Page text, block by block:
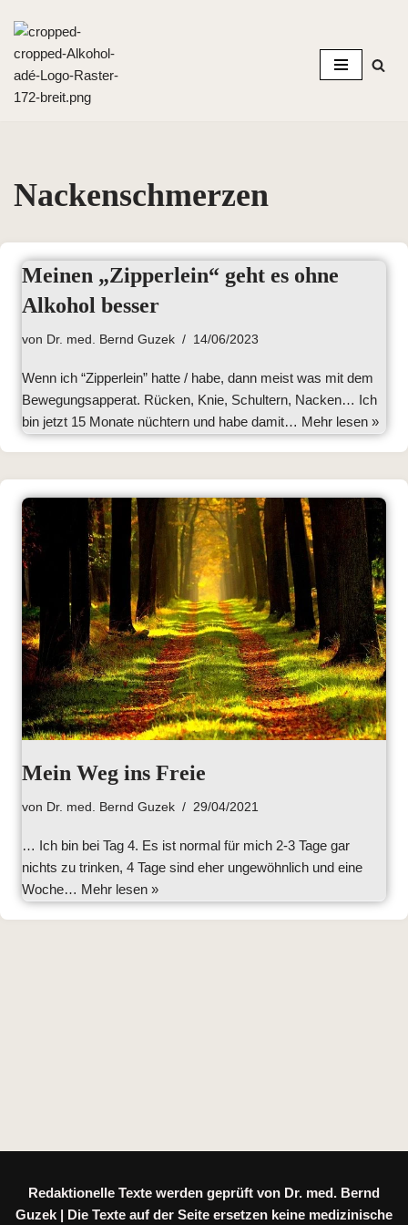
Zum
Inhalt
springen
Nackenschmerzen
Meinen „Zipperlein“ geht es ohne
Alkohol besser
von Dr. med. Bernd Guzek 14/06/2023
Wenn ich “Zipperlein” hatte / habe, dann meist was mit dem
Bewegungsapperat. Rücken, Knie, Schultern, Nacken… Ich
bin jetzt 15 Monate nüchtern und habe damit… Mehr lesen »
Mein Weg ins Freie
von Dr. med. Bernd Guzek 29/04/2021
… Ich bin bei Tag 4. Es ist normal für mich 2-3 Tage gar
nichts zu trinken, 4 Tage sind eher ungewöhnlich und eine
Woche… Mehr lesen »
Redaktionelle Texte werden geprüft von Dr. med. Bernd
Guzek | Die Texte auf der Seite ersetzen keine medizinische